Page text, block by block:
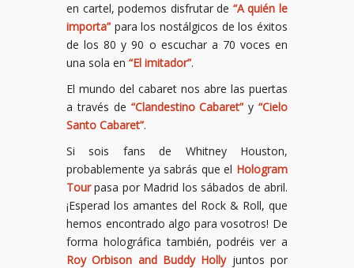
en cartel, podemos disfrutar de “A quién le
importa”para los nostálgicos de los éxitos
de los 80 y 90 o escuchar a 70 voces en
una sola en “El imitador”.
El mundo del cabaret nos abre las puertas
a través de “Clandestino Cabaret”y“Cielo
Santo Cabaret”.
Si sois fans de Whitney Houston,
probablemente ya sabrás que el Hologram
Tourpasa por Madrid los sábados de abril.
¡Esperad los amantes del Rock & Roll, que
hemos encontrado algo para vosotros! De
forma holográfica también, podréis ver a
Roy Orbison and Buddy Hollyjuntos por